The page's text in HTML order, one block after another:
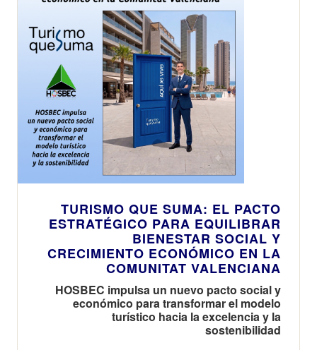
TURISMO QUE SUMA: EL PACTO
ESTRATÉGICO PARA EQUILIBRAR
BIENESTAR SOCIAL Y
CRECIMIENTO ECONÓMICO EN LA
COMUNITAT VALENCIANA
HOSBEC impulsa un nuevo pacto social y
económico para transformar el modelo
turístico hacia la excelencia y la
sostenibilidad